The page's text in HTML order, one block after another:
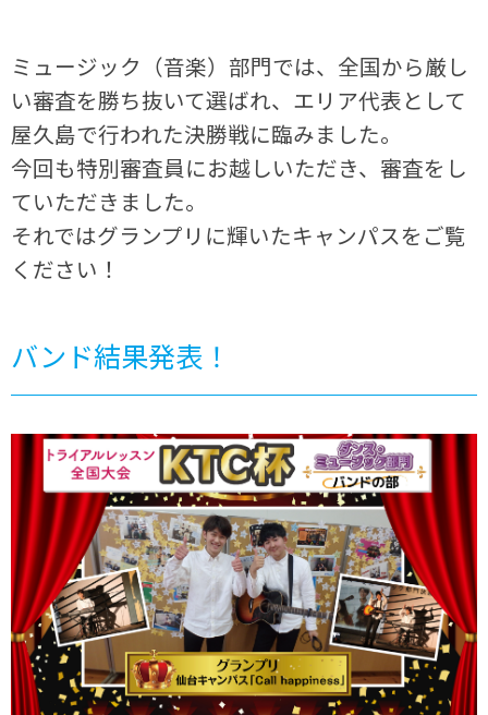
ミュージック（音楽）部門では、全国から厳し
い審査を勝ち抜いて選ばれ、エリア代表として
屋久島で行われた決勝戦に臨みました。
今回も特別審査員にお越しいただき、審査をし
ていただきました。
それではグランプリに輝いたキャンパスをご覧
ください！
バンド結果発表！